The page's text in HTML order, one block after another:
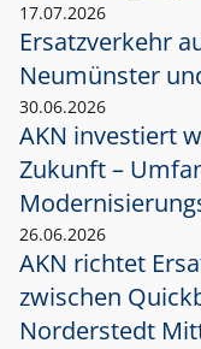
17.07.2026
Ersatzverkehr
Neumünster
30.06.2026
AKN investiert
Zukunft –
26.06.2026
AKN richtet
zwischen
Norderstedt